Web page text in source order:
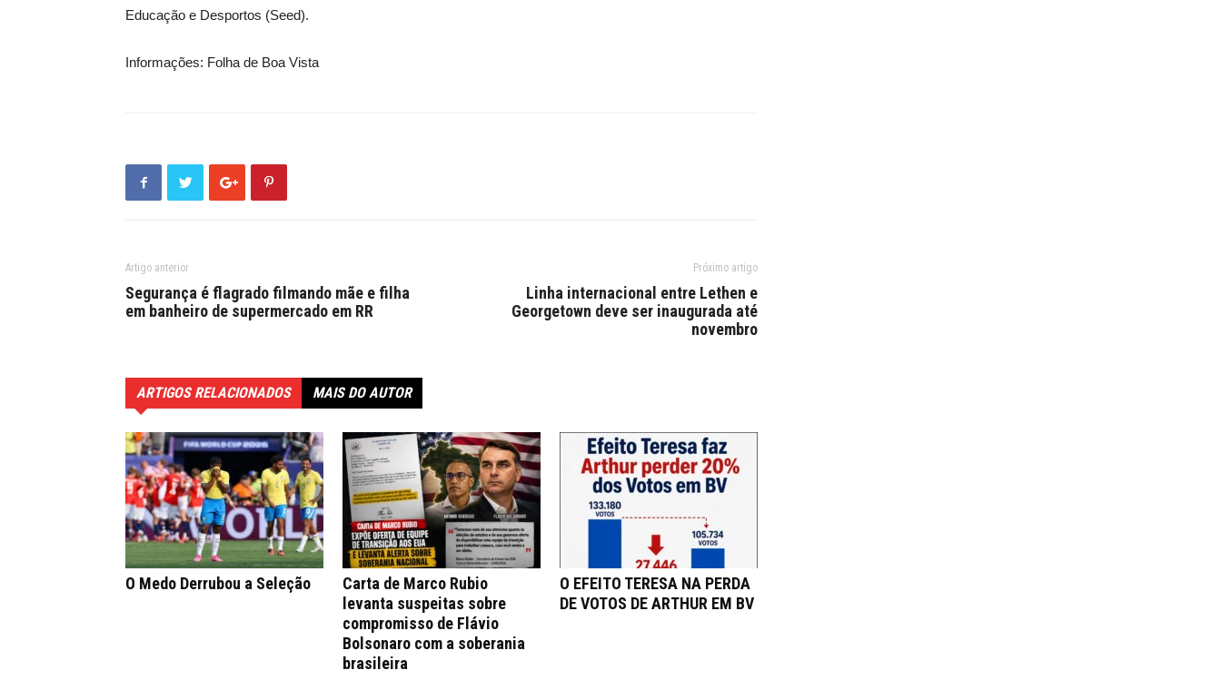
Educação e Desportos (Seed).
Informações: Folha de Boa Vista
Artigo anterior
Segurança é flagrado filmando mãe e filha
em banheiro de supermercado em RR
Próximo artigo
Linha internacional entre Lethen e
Georgetown deve ser inaugurada até
novembro
ARTIGOS RELACIONADOS MAIS DO AUTOR
O Medo Derrubou a Seleção
Carta de Marco Rubio
levanta suspeitas sobre
compromisso de Flávio
Bolsonaro com a soberania
brasileira
O EFEITO TERESA NA PERDA
DE VOTOS DE ARTHUR EM BV